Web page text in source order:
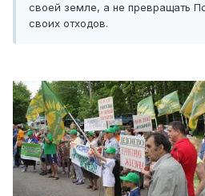
своей земле, а не превращать
своих отходов.